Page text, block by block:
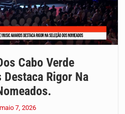
Cabo Verde
Rigor Na
maio 7, 2026